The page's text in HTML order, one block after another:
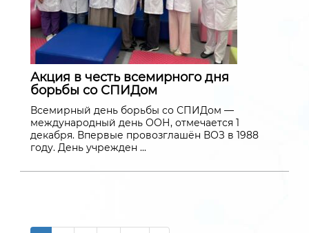
Акция в честь всемирного дня
борьбы со СПИДом
Всемирный день борьбы со СПИДом —
международный день ООН, отмечается 1
декабря. Впервые провозглашён ВОЗ в 1988
году. День учрежден ...